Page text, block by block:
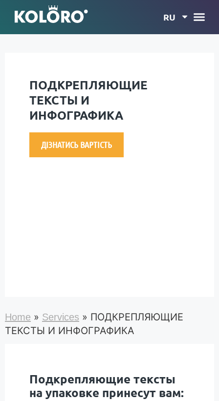
RU
ПОДКРЕПЛЯЮЩИЕ
ТЕКСТЫ И
ИНФОГРАФИКА
ДІЗНАТИСЬ ВАРТІСТЬ
Home » Services » ПОДКРЕПЛЯЮЩИЕ
ТЕКСТЫ И ИНФОГРАФИКА
Подкрепляющие тексты
на упаковке принесут вам: